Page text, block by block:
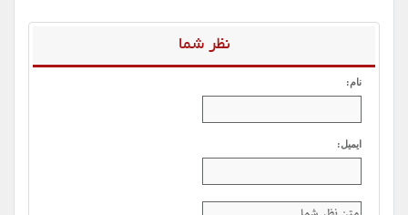
نظر شما
نام:
ایمیل: